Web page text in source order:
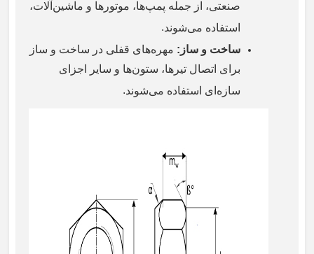
صنعتی، از جمله پمپ‌ها، موتورها و ماشین‌آلات،
استفاده می‌شوند.
ساخت و ساز : مهره‌های قفلی در ساخت و ساز
برای اتصال تیرها، ستون‌ها و سایر اجزای
سازه‌ای استفاده می‌شوند.